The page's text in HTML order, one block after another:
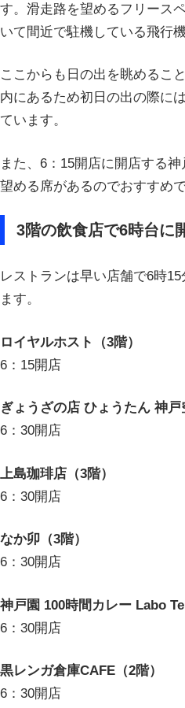
す。滑走路を望めるフリース
いて間近で駐機している飛行
ここからも日の出を眺めるこ
内にあるため初日の出の際に
ています。
また、6：15開店に開店する
望める席があるのでおすすめで
3階の飲食店で6時台に
レストランは早い店舗で6時
ます。
ロイヤルホスト（3階）
6：15開店
ぎょうざの店 ひょうたん 神戸
6：30開店
上島珈琲店（3階）
6：30開店
なか卯（3階）
6：30開店
神戸園 100時間カレー Labo
6：30開店
黒レンガ倉庫CAFE（2階）
6：30開店